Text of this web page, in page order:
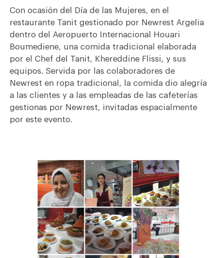
Con ocasión del Día de las Mujeres, en el
restaurante Tanit gestionado por Newrest Argelia
dentro del Aeropuerto Internacional Houari
Boumediene, una comida tradicional elaborada
por el Chef del Tanit, Khereddine Flissi, y sus
equipos. Servida por las colaboradores de
Newrest en ropa tradicional, la comida dio alegría
a las clientes y a las empleadas de las cafeterías
gestionas por Newrest, invitadas espacialmente
por este evento.